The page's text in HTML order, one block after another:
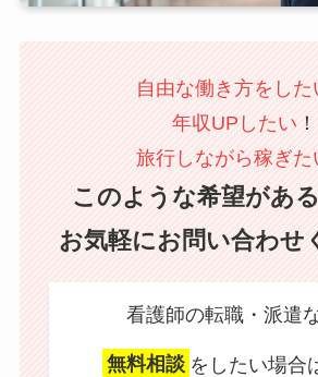
自由な働き方をした
年収UPしたい ！
旅行しながら稼ぎた
このような希望があ
お気軽にお問い合わせ
看護師の転職・派遣
無料相談 をしたい場合